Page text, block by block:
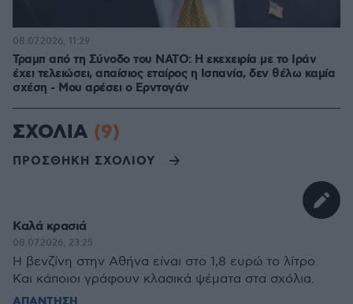
Τραμπ από τη Σύνοδο του ΝΑΤΟ: Η εκεχειρία με το Ιράν
έχει τελειώσει, απαίσιος εταίρος η Ισπανία, δεν θέλω καμία
σχέση - Μου αρέσει ο Ερντογάν
08.07.2026, 11:29
ΣΧΟΛΙΑ (9)
ΠΡΟΣΘΗΚΗ ΣΧΟΛΙΟΥ
Καλά κρασιά
08.07.2026, 23:25
Η βενζίνη στην Αθήνα είναι στο 1,8 ευρώ το λίτρο.
Και κάποιοι γράφουν κλασικά ψέματα στα σχόλια.